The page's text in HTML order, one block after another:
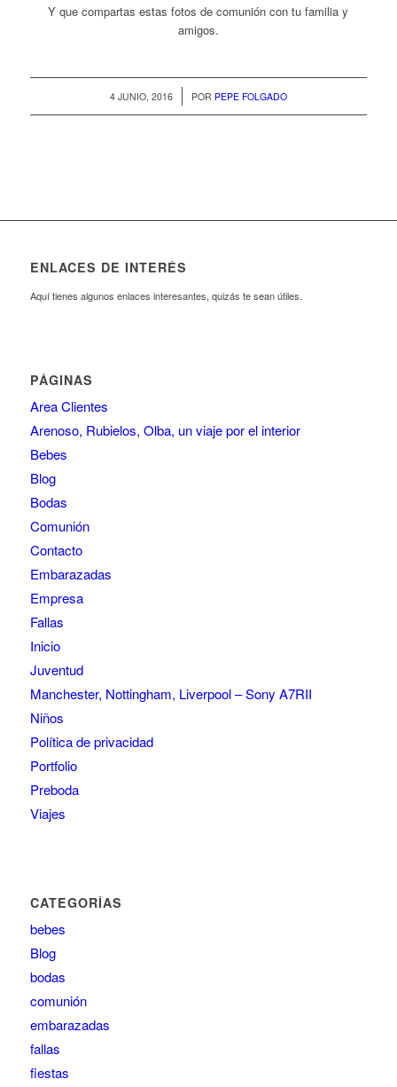
Y que compartas estas fotos de comunión con tu familia y
amigos.
4 JUNIO, 2016
/ POR PEPE FOLGADO
ENLACES DE INTERÉS
Aquí tienes algunos enlaces interesantes, quizás te sean útiles.
PÁGINAS
Area Clientes
Arenoso, Rubielos, Olba, un viaje por el interior
Bebes
Blog
Bodas
Comunión
Contacto
Embarazadas
Empresa
Fallas
Inicio
Juventud
Manchester, Nottingham, Liverpool – Sony A7RII
Niños
Política de privacidad
Portfolio
Preboda
Viajes
CATEGORÍAS
bebes
Blog
bodas
comunión
embarazadas
fallas
fiestas